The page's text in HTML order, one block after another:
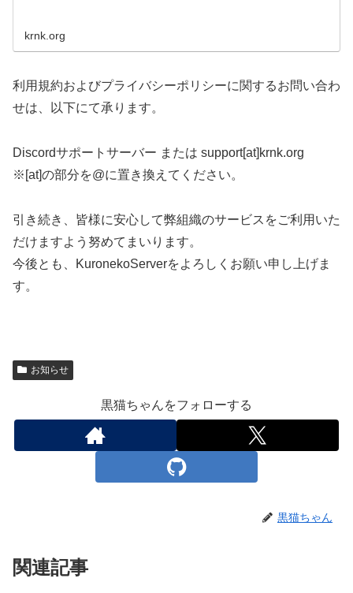
krnk.org
利用規約およびプライバシーポリシーに関するお問い合わ
せは、以下にて承ります。
Discordサポートサーバー または support[at]krnk.org
※[at]の部分を@に置き換えてください。
引き続き、皆様に安心して弊組織のサービスをご利用いた
だけますよう努めてまいります。
今後とも、KuronekoServerをよろしくお願い申し上げま
す。
お知らせ
黒猫ちゃんをフォローする
黒猫ちゃん
関連記事